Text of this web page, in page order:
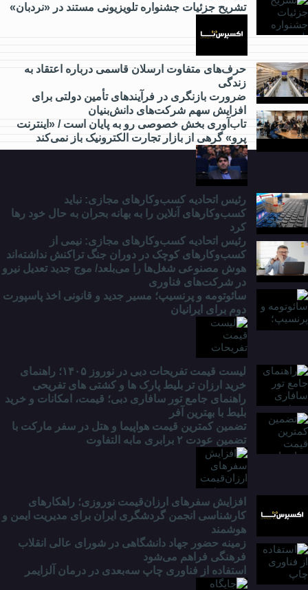
تشریح جزئیات جشنواره‌ تلویزیونی مستند در «نردبان»
حرف‌های متفاوت ارسلان قاسمی درباره اعتقاد به
زندگی
ضرورت بازنگری در فرآیندهای تأمین دولتی برای
افزایش سهم شرکت‌های دانش‌بنیان
تاب‌آوری بخش خصوصی رو به پایان است / «اینترنت
پرو» گرهی از بازار تجارت الکترونیک باز نمی‌کند
رئیس اتحادیه کسب‌وکارهای مجازی: نباید
کسب‌وکارهای آنلاین را به بهانه بحران به حال خود رها
کرد
رئیس اتحادیه کسب‌وکارهای مجازی: نیمی از
کسب‌وکارهای کوچک در دوران جنگ‌ تراکنش نداشته‌اند
هوش مصنوعی شغل‌ها را می‌بلعد/ موج جدید تعدیل نیرو
در شرکت‌های فناوری
از
گردشگری
سائوتومه و پرنسیپ؛ مسیر جدید و قانونی اخذ پاسپورت
دوم برای ایرانیان
لیست قیمت تفریحات دبی در نوروز ۱۴۰۵؛ راهنمای
خرید ارزان تر بلیط پارک ها و کشتی های تفریحی
راهنمای جامع تور سافاری دبی؛ قیمت، امکانات و خرید
بلیط با بهترین آفر
تضمین کمترین قیمت هواپیما و هتل در سفر مارکت با
تضمین عودت ۲ برابری مابه التفاوت
افزایش سفرهای ارزان‌قیمت نوروزی؛ راهکارهای
کارشناسی انجمن گردشگری ایران برای مدیریت ایمن و
هوشمند
از
مدارس
دانشگاه
چه
خبر؟
زمینه حضور جهاد دانشگاهی در شورای عالی انقلاب
فرهنگی فراهم می‌شود
استفاده از فناوری چاپ سه‌بعدی در درمان آلزایمر